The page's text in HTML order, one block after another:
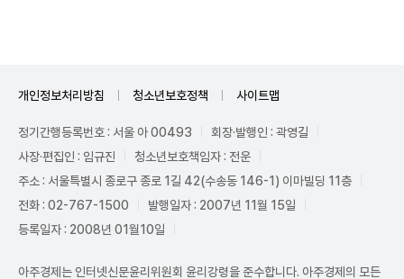
개인정보처리방침 청소년보호정책 사이트맵
정기간행등록번호 : 서울 아 00493
회장·발행인 : 곽영길
사장·편집인 : 임규진
청소년보호책임자 : 전운
주소 : 서울특별시 종로구 종로 1길 42(수송동 146-1) 이마빌딩 11층
전화 : 02-767-1500
발행일자 : 2007년 11월 15일
등록일자 : 2008년 01월10일
아주경제는 인터넷신문윤리위원회 윤리강령을 준수합니다. 아주경제의 모든